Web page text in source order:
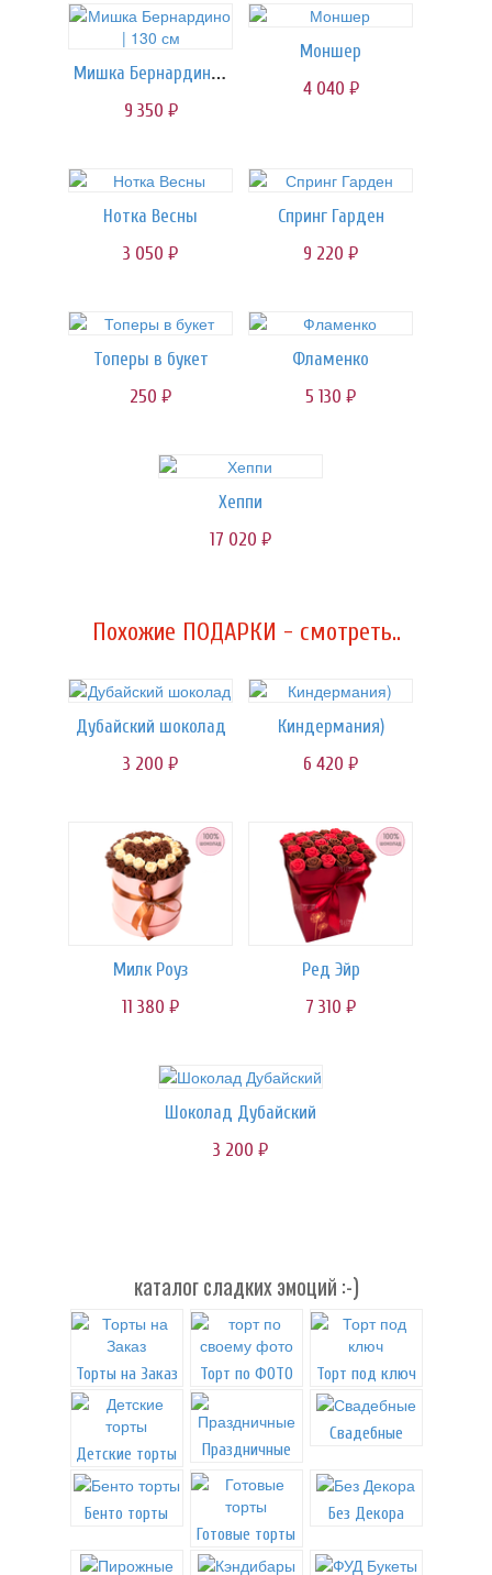
Мишка Бернардино | 130 см
9 350 руб.
Моншер
4 040 руб.
Нотка Весны
3 050 руб.
Спринг Гарден
9 220 руб.
Топеры в букет
250 руб.
Фламенко
5 130 руб.
Хеппи
17 020 руб.
Похожие ПОДАРКИ - смотреть..
Дубайский шоколад
3 200 руб.
Киндермания)
6 420 руб.
Милк Роуз
11 380 руб.
Ред Эйр
7 310 руб.
Шоколад Дубайский
3 200 руб.
каталог сладких эмоций :-)
Торты на Заказ Торт по ФОТО Торт под ключ
Детские торты Праздничные
Свадебные
Бенто торты
Готовые торты
Без Декора